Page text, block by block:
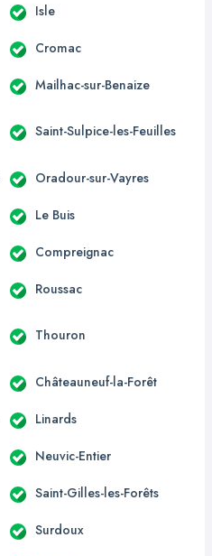
Isle
Cromac
Mailhac-sur-Benaize
Saint-Sulpice-les-Feuilles
Oradour-sur-Vayres
Le Buis
Compreignac
Roussac
Thouron
Châteauneuf-la-Forêt
Linards
Neuvic-Entier
Saint-Gilles-les-Forêts
Surdoux